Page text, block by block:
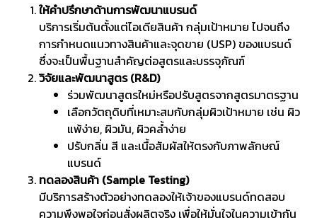
ให้คำปรึกษาด้านการพัฒนาแบรนด์
บริการเริ่มต้นตั้งแต่ไอเดียสินค้า กลุ่มเป้าหมาย ไปจนถึง
การกำหนดแนวทางสินค้าและจุดขาย (USP) ของแบรนด์
ซึ่งจะเป็นพื้นฐานสำคัญต่อสูตรและบรรจุภัณฑ์
วิจัยและพัฒนาสูตร (R&D)
ร่วมพัฒนาสูตรใหม่หรือปรับสูตรจากสูตรมาตรฐาน
เลือกวัตถุดิบที่เหมาะสมกับกลุ่มผิวเป้าหมาย เช่น ผิว
แพ้ง่าย, ผิวมัน, ผิวคล้ำง่าย
ปรับกลิ่น สี และเนื้อสัมผัสให้ตรงกับภาพลักษณ์
แบรนด์
ทดลองสินค้า (Sample Testing)
มีบริการสร้างตัวอย่างทดลองให้เจ้าของแบรนด์ทดสอบ
ความพึงพอใจก่อนสั่งผลิตจริง เพื่อให้มั่นใจในความเข้ากัน